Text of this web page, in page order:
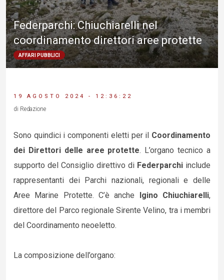
Federparchi: Chiuchiarelli nel
coordinamento direttori aree protette
AFFARI PUBBLICI
19 AGOSTO 2024 - 12:36:22
di Redazione
Sono quindici i componenti eletti per il Coordinamento
dei Direttori delle aree protette. L’organo tecnico a
supporto del Consiglio direttivo di Federparchi include
rappresentanti dei Parchi nazionali, regionali e delle
Aree Marine Protette. C’è anche Igino Chiuchiarelli,
direttore del Parco regionale Sirente Velino, tra i membri
del Coordinamento neoeletto.
La composizione dell’organo: